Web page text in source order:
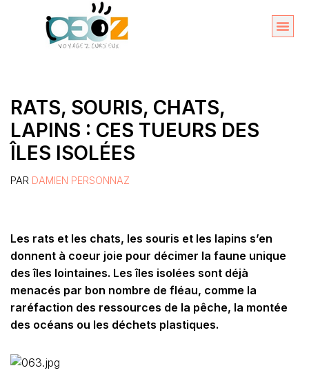
RATS, SOURIS, CHATS,
LAPINS : CES TUEURS DES
ÎLES ISOLÉES
PAR DAMIEN PERSONNAZ
Les rats et les chats, les souris et les lapins s’en
donnent à coeur joie pour décimer la faune unique
des îles lointaines. Les îles isolées sont déjà
menacés par bon nombre de fléau, comme la
raréfaction des ressources de la pêche, la montée
des océans ou les déchets plastiques.